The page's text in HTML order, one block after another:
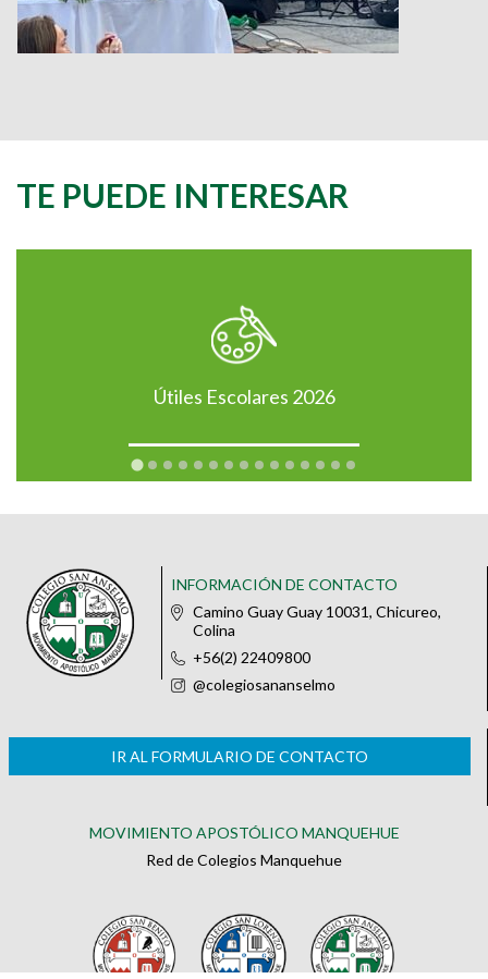
TE PUEDE INTERESAR
Útiles Escolares 2026
INFORMACIÓN DE CONTACTO
Camino Guay Guay 10031, Chicureo,
Colina
+56(2) 22409800
@colegiosananselmo
IR AL FORMULARIO DE CONTACTO
MOVIMIENTO APOSTÓLICO MANQUEHUE
Red de Colegios Manquehue